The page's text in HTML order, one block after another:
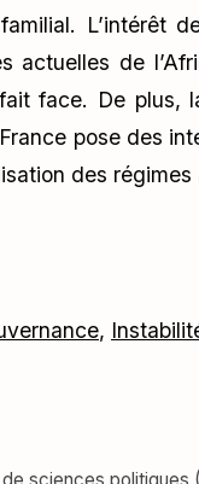
L’intérêt
actuelles de
face. De plus,
pose des
des régimes
,